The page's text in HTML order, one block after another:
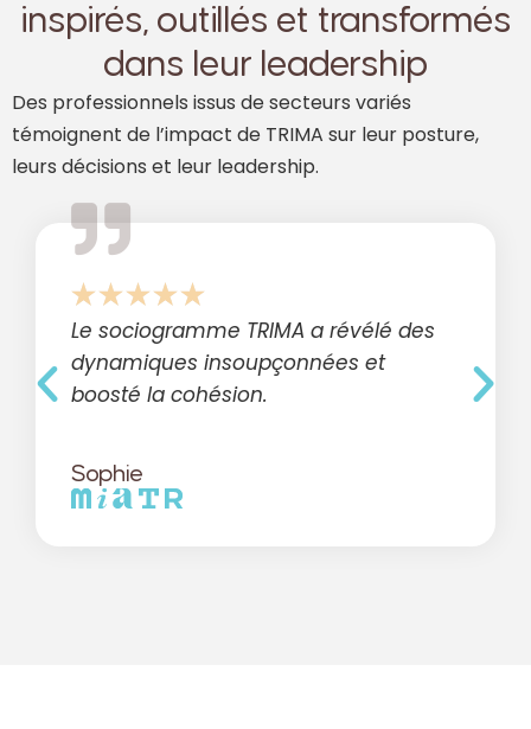
inspirés, outillés et transformés
dans leur leadership
Des professionnels issus de secteurs variés
témoignent de l’impact de TRIMA sur leur posture,
leurs décisions et leur leadership.
Le sociogramme TRIMA a révélé des
dynamiques insoupçonnées et
boosté la cohésion.
Sophie